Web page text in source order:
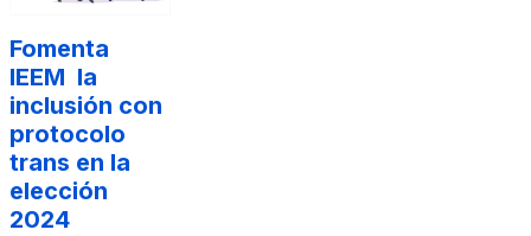
Fomenta
IEEM la
inclusión con
protocolo
trans en la
elección
2024